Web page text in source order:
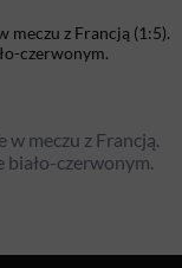
meczu z Francją.
biało-czerwonym.